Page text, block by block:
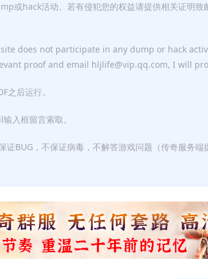
或hack活动。若有侵犯您的权益请提供相关证明致
does not participate in any dump or hack
proof and email hljlife@vip.qq.com, I will
之后运行。
入框留言索取。
BUG，不保证病毒，不解答游戏问题（传奇服务端